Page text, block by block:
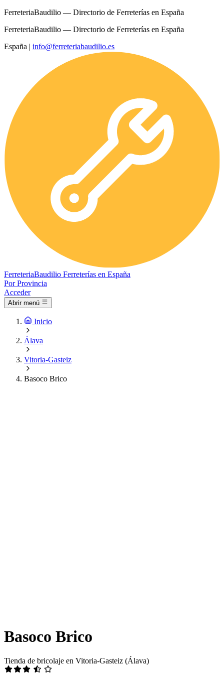
FerreteriaBaudilio — Directorio de Ferreterías en España
FerreteriaBaudilio — Directorio de Ferreterías en España
España | info@ferreteriabaudilio.es
FerreteriaBaudilio Ferreterías en España
Por Provincia
Acceder
Abrir menú
Inicio
Álava
Vitoria-Gasteiz
Basoco Brico
Basoco Brico
Tienda de bricolaje en Vitoria-Gasteiz (Álava)